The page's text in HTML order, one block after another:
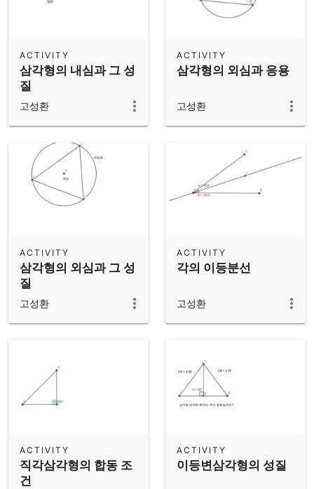
삼각형의 내심과 그 성
질
ACTIVITY
고성환
삼각형의 외심과 응용
ACTIVITY
고성환
삼각형의 외심과 그 성
질
ACTIVITY
고성환
각의 이등분선
ACTIVITY
고성환
직각삼각형의 합동 조
건
ACTIVITY
이등변삼각형의 성질
ACTIVITY